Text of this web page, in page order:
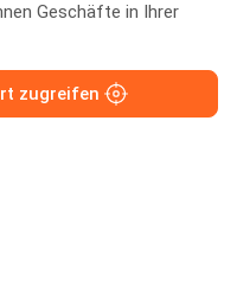
Geschäfte in Ihrer
zugreifen